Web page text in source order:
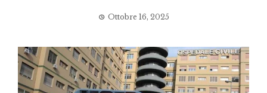
Ottobre 16, 2025